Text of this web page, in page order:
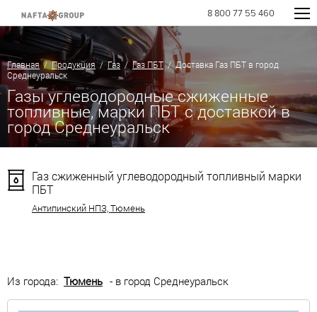
8 800 77 55 460
Главная/Продукция/Газ/ Газ ПБТ/ Доставка Газ ПБТ в город
Среднеуральск
Газы углеводородные сжиженные
топливные, марки ПБТ с доставкой в
город Среднеуральск
Газ сжиженный углеводородный топливный марки
ПБТ
Антипинский НПЗ, Тюмень
Из города: Тюмень - в город Среднеуральск